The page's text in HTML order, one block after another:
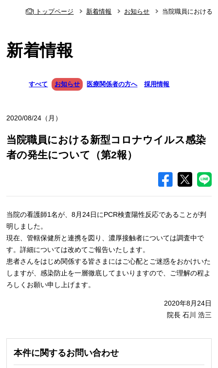
トップページ 新着情報 お知らせ 当院職員における
新着情報
すべて お知らせ 医療関係者の方へ 採用情報
2020/08/24（月）
当院職員における新型コロナウイルス感染
者の発生について（第2報）
当院の看護師1名が、8月24日にPCR検査陽性反応であることが判
明しました。
現在、管轄保健所と連携を図り、濃厚接触者については調査中で
す。詳細については改めてご報告いたします。
患者さんをはじめ関係する皆さまにはご心配とご迷惑をおかけいた
しますが、感染防止を一層徹底してまいりますので、ご理解の程よ
ろしくお願い申し上げます。
2020年8月24日
院長 石川 浩三
本件に関するお問い合わせ